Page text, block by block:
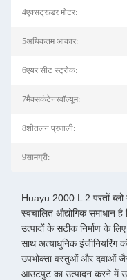
4एक्सट्रूडर मोटर:
5अधिकतम आकार:
6एयर सीट स्ट्रोक:
7मैक्सकंटेनरवॉल्यूम:
8शीतलन प्रणाली:
9सामग्री:
Huayu 2000 L 2 परतों ब्लो
स्वचालित औद्योगिक समाधान
उत्पादों के सटीक निर्माण के
साथ अत्याधुनिक इंजीनियरिंग
उपभोक्ता वस्तुओं और दवाओं जैसे
आउटपुट का उत्पादन करने में